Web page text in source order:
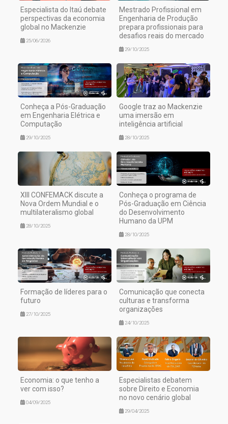
Especialista do Itaú debate
perspectivas da economia
global no Mackenzie
25/06/2026
Mestrado Profissional em
Engenharia de Produção
prepara profissionais para
desafios reais do mercado
29/10/2025
Conheça a Pós-Graduação
em Engenharia Elétrica e
Computação
29/10/2025
Google traz ao Mackenzie
uma imersão em
inteligência artificial
28/10/2025
XIII CONFEMACK discute a
Nova Ordem Mundial e o
multilateralismo global
28/10/2025
Conheça o programa de
Pós-Graduação em Ciência
do Desenvolvimento
Humano da UPM
28/10/2025
Formação de líderes para o
futuro
27/10/2025
Comunicação que conecta
culturas e transforma
organizações
24/10/2025
Economia: o que tenho a
ver com isso?
04/09/2025
Especialistas debatem
sobre Direito e Economia
no novo cenário global
29/04/2025